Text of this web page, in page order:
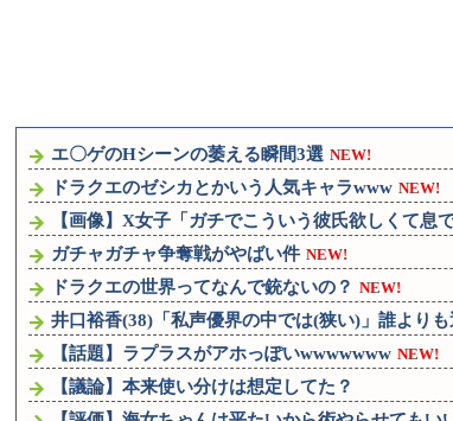
エ〇ゲのHシーンの萎える瞬間3選 NEW!
ドラクエのゼシカとかいう人気キャラwww NEW!
【画像】X女子「ガチでこういう彼氏欲しくて息
ガチャガチャ争奪戦がやばい件 NEW!
ドラクエの世界ってなんで銃ないの？ NEW!
井口裕香(38)「私声優界の中では(狭い)」誰より
【話題】ラプラスがアホっぽいwwwwwww NEW!
【議論】本来使い分けは想定してた？